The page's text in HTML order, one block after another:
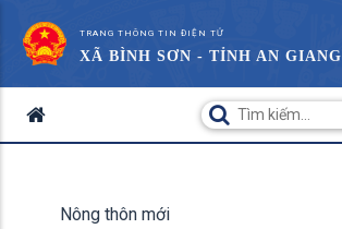
TRANG THÔNG TIN ĐIỆN TỬ
XÃ BÌNH SƠN - TỈNH AN GIANG
Nông thôn mới